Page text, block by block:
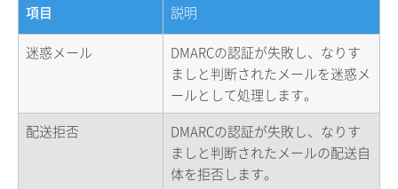
項目 説明
迷惑メール
DMARCの認証が失敗し、なりす
ましと判断されたメールを迷惑メ
ールとして処理します。
配送拒否
DMARCの認証が失敗し、なりす
ましと判断されたメールの配送自
体を拒否します。